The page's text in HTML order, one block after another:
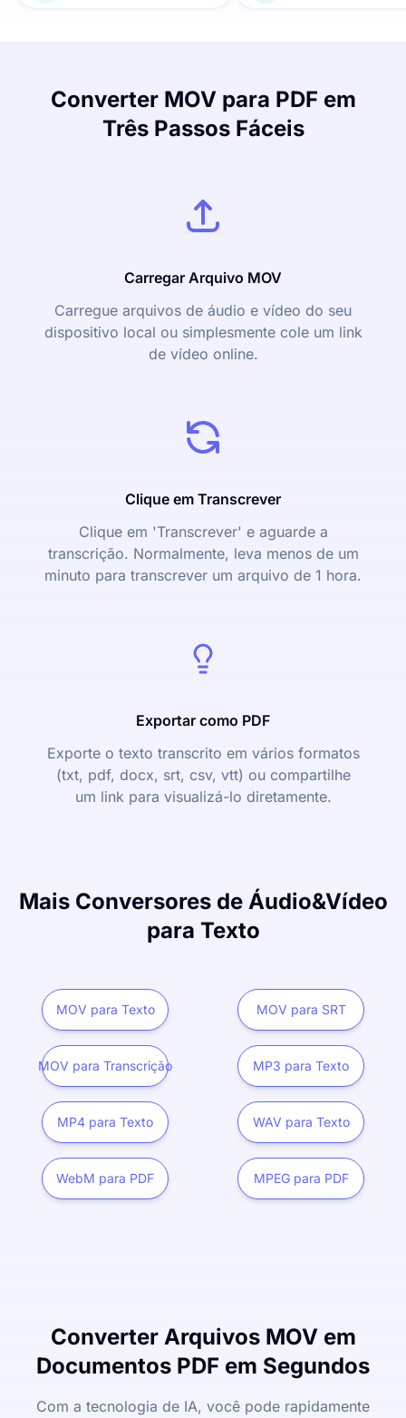
Converter MOV para PDF em
Três Passos Fáceis
Carregar Arquivo MOV
Carregue arquivos de áudio e vídeo do seu
dispositivo local ou simplesmente cole um link
de vídeo online.
Clique em Transcrever
Clique em 'Transcrever' e aguarde a
transcrição. Normalmente, leva menos de um
minuto para transcrever um arquivo de 1 hora.
Exportar como PDF
Exporte o texto transcrito em vários formatos
(txt, pdf, docx, srt, csv, vtt) ou compartilhe
um link para visualizá-lo diretamente.
Mais Conversores de Áudio&Vídeo
para Texto
MOV para Texto MOV para SRT
MOV para Transcrição MP3 para Texto
MP4 para Texto WAV para Texto
WebM para PDF MPEG para PDF
Converter Arquivos MOV em
Documentos PDF em Segundos
Com a tecnologia de IA, você pode rapidamente